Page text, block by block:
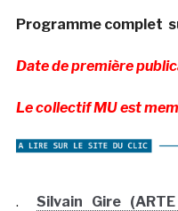
Programme complet
Date de première
Le collectif MU est
.Silvain Gire